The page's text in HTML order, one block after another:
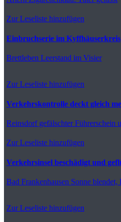
Zur Leseliste hinzufügen
Einbruchserie im Kyffhäuserkreis
Brettleben Leerstand im Visier
Zur Leseliste hinzufügen
Verkehrskontrolle deckt gleich
Reinsdorfgefälschter Führerschein
Zur Leseliste hinzufügen
Verkehrsinsel beschädigt und
Bad Frankenhausen Sonne blendet,
Zur Leseliste hinzufügen